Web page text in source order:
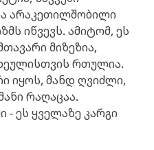
არაკეთილშობილი
იწვევს. ამიტომ, ეს
მიზეზია,
რთულია.
იყოს, მანდ ღვიძლი,
რაღაცაა.
- ეს ყველაზე კარგი